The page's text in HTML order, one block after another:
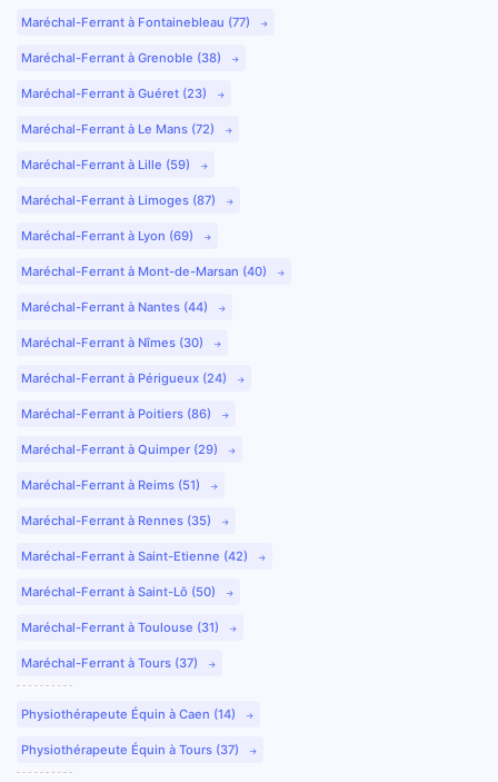
Maréchal-Ferrant à Fontainebleau (77)
Maréchal-Ferrant à Grenoble (38)
Maréchal-Ferrant à Guéret (23)
Maréchal-Ferrant à Le Mans (72)
Maréchal-Ferrant à Lille (59)
Maréchal-Ferrant à Limoges (87)
Maréchal-Ferrant à Lyon (69)
Maréchal-Ferrant à Mont-de-Marsan (40)
Maréchal-Ferrant à Nantes (44)
Maréchal-Ferrant à Nîmes (30)
Maréchal-Ferrant à Périgueux (24)
Maréchal-Ferrant à Poitiers (86)
Maréchal-Ferrant à Quimper (29)
Maréchal-Ferrant à Reims (51)
Maréchal-Ferrant à Rennes (35)
Maréchal-Ferrant à Saint-Etienne (42)
Maréchal-Ferrant à Saint-Lô (50)
Maréchal-Ferrant à Toulouse (31)
Maréchal-Ferrant à Tours (37)
Physiothérapeute Équin à Caen (14)
Physiothérapeute Équin à Tours (37)